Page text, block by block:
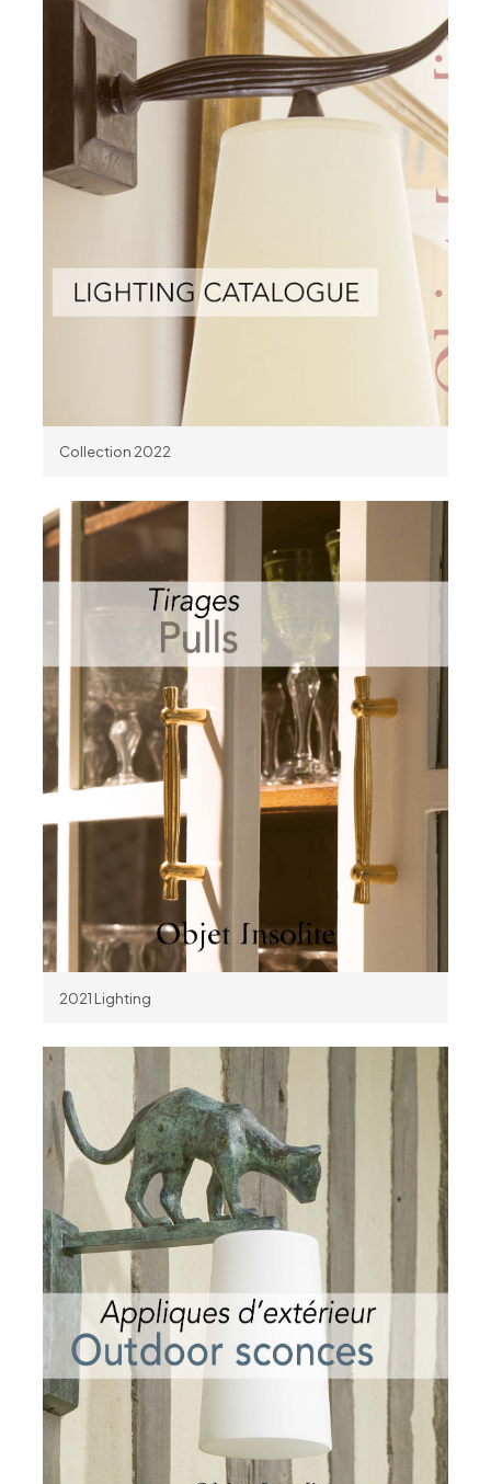
Collection 2022
2021 Lighting